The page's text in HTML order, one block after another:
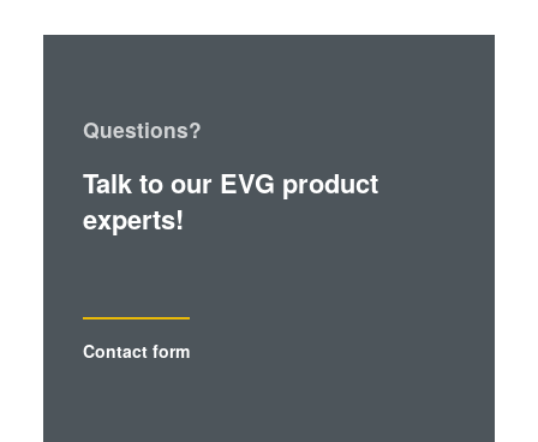
Talk to our EVG product
experts!
Questions?
Contact form